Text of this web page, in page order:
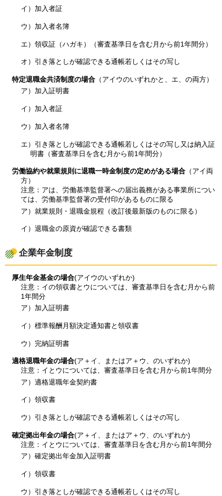
イ）加入者証
ウ）加入者名簿
エ）領収証（ハガキ）（審査基準日を含む月から前1年間分）
オ）引き落としが確認できる通帳若しくはその写し
特定退職金共済制度の場合（アイウのいずれかと、エ、の両方）
ア）加入証明書
イ）加入者証
ウ）加入者名簿
エ）引き落としが確認できる通帳若しくはその写し又は納入証
明書（審査基準日を含む月から前1年間分）
労働協約や就業規則に退職一時金制度の定めがある場合（アイ両
方）
注意：アは、労働基準監督署への届出義務がある事業所につい
ては、労働基準監督署の受付印があるものに限る
ア）就業規則・退職金規程（改訂後最新版のものに限る）
イ）退職金の原資が確認できる書類
企業年金制度
厚生年金基金の場合(アイウのいずれか)
注意：イの領収書とウについては、審査基準日を含む月から前
1年間分
ア）加入証明書
イ）標準報酬月額決定通知書と領収書
ウ）完納証明書
適格退職年金の場合(ア＋イ、またはア＋ウ、のいずれか)
注意：イとウについては、審査基準日を含む月から前1年間分
ア）適格退職年金契約書
イ）領収書
ウ）引き落としが確認できる通帳若しくはその写し
確定拠出年金の場合(ア＋イ、またはア＋ウ、のいずれか)
注意：イとウについては、審査基準日を含む月から前1年間分
ア）確定拠出年金加入証明書
イ）領収書
ウ）引き落としが確認できる通帳若しくはその写し